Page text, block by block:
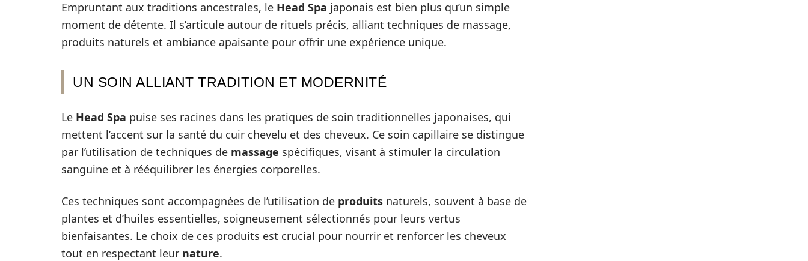
Empruntant aux traditions ancestrales, le Head Spa japonais est bien plus qu’un simple
moment de détente. Il s’articule autour de rituels précis, alliant techniques de massage,
produits naturels et ambiance apaisante pour offrir une expérience unique.
UN SOIN ALLIANT TRADITION ET MODERNITÉ
Le Head Spa puise ses racines dans les pratiques de soin traditionnelles japonaises, qui
mettent l’accent sur la santé du cuir chevelu et des cheveux. Ce soin capillaire se distingue
par l’utilisation de techniques de massage spécifiques, visant à stimuler la circulation
sanguine et à rééquilibrer les énergies corporelles.
Ces techniques sont accompagnées de l’utilisation de produits naturels, souvent à base de
plantes et d’huiles essentielles, soigneusement sélectionnés pour leurs vertus
bienfaisantes. Le choix de ces produits est crucial pour nourrir et renforcer les cheveux
tout en respectant leur nature.